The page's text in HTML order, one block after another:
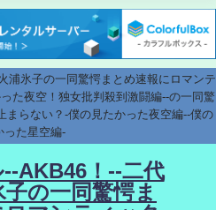
浦氷子の一同驚愕まとめ速報にロマンテ
た夜空！独女批判殺到激闘編--の一同驚
まらない？-僕の見たかった夜空編--僕の
った星空編-
AKB46！--二代
子の一同驚愕ま